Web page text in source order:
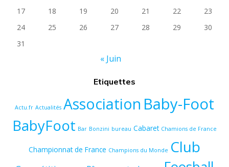
17
18 19 20 21 22
23
24
25 26 27 28 29
30
31
« Juin
Etiquettes
Actu.fr Actualités Association Baby-Foot
BabyFoot Bar Bonzini bureau Cabaret Chamions de France
Championnat de France Champions du Monde Club